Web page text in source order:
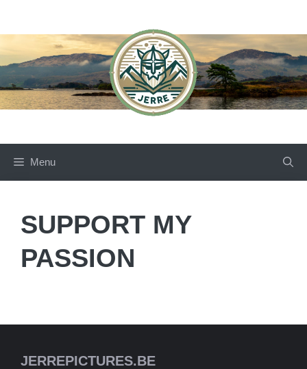
Menu
SUPPORT MY
PASSION
JERREPICTURES.BE